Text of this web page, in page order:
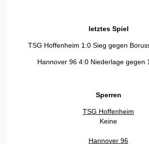
letztes Spiel
TSG Hoffenheim 1:0 Sieg gegen
Hannover 96 4:0 Niederlage gegen
Sperren
TSG Hoffenheim
Keine
Hannover 96